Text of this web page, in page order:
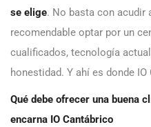
se elige. No basta con acudir
recomendable optar por un
cualificados, tecnología
honestidad. Y ahí es donde
Qué debe ofrecer una buena
encarna IO Cantábrico